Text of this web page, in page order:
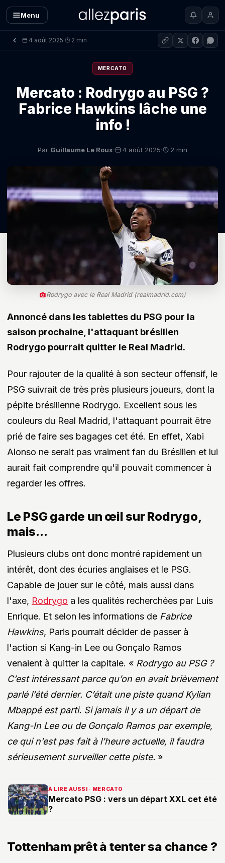
Menu
4 août 2025· 2 min
MERCATO
Mercato : Rodrygo au PSG ?
Fabrice Hawkins lâche une
info !
Par Guillaume Le Roux· 4 août 2025· 2 min
Rodrygo avec le Real Madrid (realmadrid.com)
Annoncé dans les tablettes du PSG pour la
saison prochaine, l'attaquant brésilien
Rodrygo pourrait quitter le Real Madrid.
Pour rajouter de la qualité à son secteur offensif, le
PSG suivrait de très près plusieurs joueurs, dont la
pépite brésilienne Rodrygo. Excellent sous les
couleurs du Real Madrid, l'attaquant pourrait être
prié de faire ses bagages cet été. En effet, Xabi
Alonso ne serait pas vraiment fan du Brésilien et lui
aurait fait comprendre qu'il pouvait commencer à
regarder les offres.
Le PSG garde un œil sur Rodrygo,
mais...
Plusieurs clubs ont donc montré rapidement un
intérêt, dont des écuries anglaises et le PSG.
Capable de jouer sur le côté, mais aussi dans
l'axe, Rodrygo a les qualités recherchées par Luis
Enrique. Et selon les informations de Fabrice
Hawkins, Paris pourrait décider de passer à
l'action si Kang-in Lee ou Gonçalo Ramos
venaient à quitter la capitale. « Rodrygo au PSG ?
C’est intéressant parce qu’on en avait brièvement
parlé l’été dernier. C’était une piste quand Kylian
Mbappé est parti. Si jamais il y a un départ de
Kang-In Lee ou de Gonçalo Ramos par exemple,
ce qui n’est pas fait à l’heure actuelle, il faudra
sérieusement surveiller cette piste. »
À LIRE AUSSI · MERCATO
Mercato PSG : vers un départ XXL cet été
?
Tottenham prêt à tenter sa chance ?